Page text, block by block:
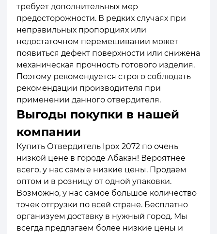
требует дополнительных мер
предосторожности. В редких случаях при
неправильных пропорциях или
недостаточном перемешивании может
появиться дефект поверхности или снижена
механическая прочность готового изделия.
Поэтому рекомендуется строго соблюдать
рекомендации производителя при
применении данного отвердителя.
Выгоды покупки в нашей
компании
Купить Отвердитель Ipox 2072 по очень
низкой цене в городе Абакан! Вероятнее
всего, у нас самые низкие цены. Продаем
оптом и в розницу от одной упаковки.
Возможно, у нас самое большое количество
точек отгрузки по всей стране. Бесплатно
организуем доставку в нужный город. Мы
всегда предлагаем более низкие цены и